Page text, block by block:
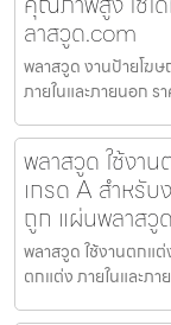
ลาสวูด.com
พลาสวูด งานป้ายโฆ
ภายในและภายนอก
พลาสวูด ใช้งา
เกรด A สำหรับ
ถูก แผ่นพลาสวู
พลาสวูด ใช้งานตกแต่
ตกแต่ง ภายในและภ